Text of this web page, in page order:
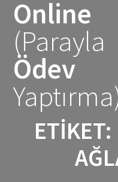
Online
(Parayla
Ödev
ETIKET: